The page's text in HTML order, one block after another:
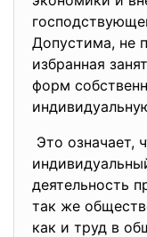
Допустима, не
избранная
форм
Это означает,
деятельность
так же
как и труд в